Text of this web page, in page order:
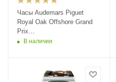
Часы Audemars Piguet
Royal Oak Offshore Grand
Prix
26290RO.OO.A001VE.01
В наличии